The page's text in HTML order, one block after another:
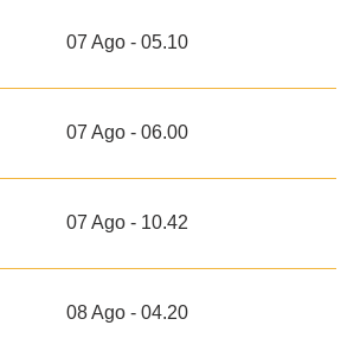
07 Ago - 05.10
07 Ago - 06.00
07 Ago - 10.42
08 Ago - 04.20